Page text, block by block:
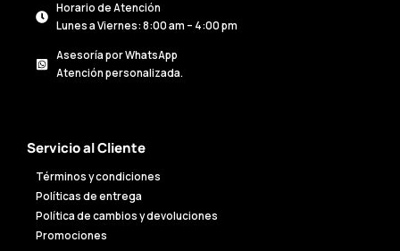
Horario de Atención
Lunes a Viernes: 8:00 am – 4:00 pm
Asesoría por WhatsApp
Atención personalizada.
Servicio al Cliente
Términos y condiciones
Políticas de entrega
Política de cambios y devoluciones
Promociones